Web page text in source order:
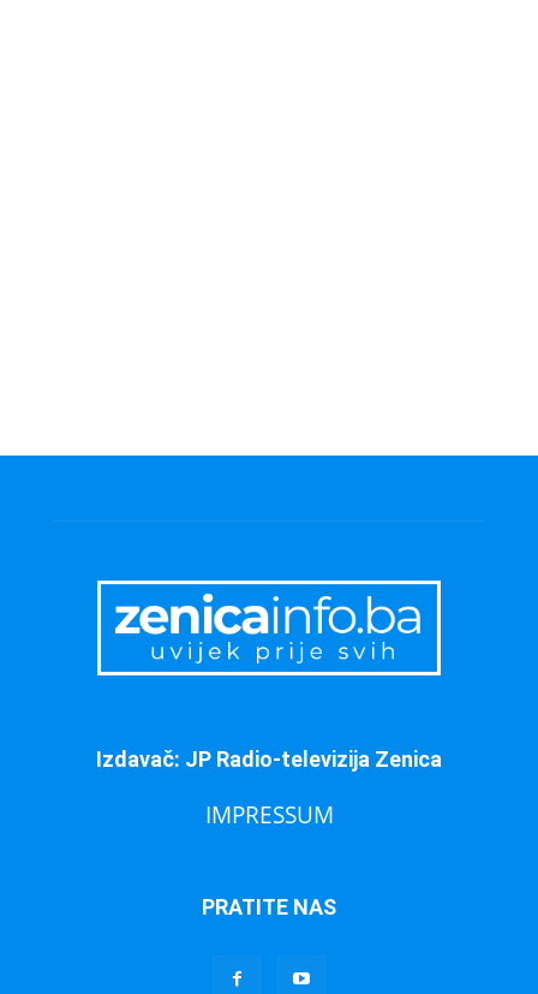
Izdavač: JP Radio-televizija Zenica
IMPRESSUM
PRATITE NAS